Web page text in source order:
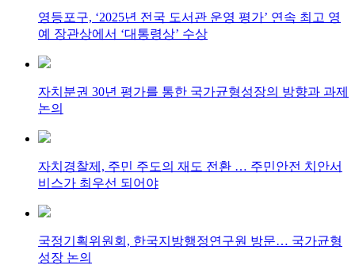
영등포구, ‘2025년 전국 도서관 운영 평가’ 연속 최고 영
예 장관상에서 ‘대통령상’ 수상
자치분권 30년 평가를 통한 국가균형성장의 방향과 과제
논의
자치경찰제, 주민 주도의 재도 전환 … 주민안전 치안서
비스가 최우선 되어야
국정기획위원회, 한국지방행정연구원 방문… 국가균형
성장 논의